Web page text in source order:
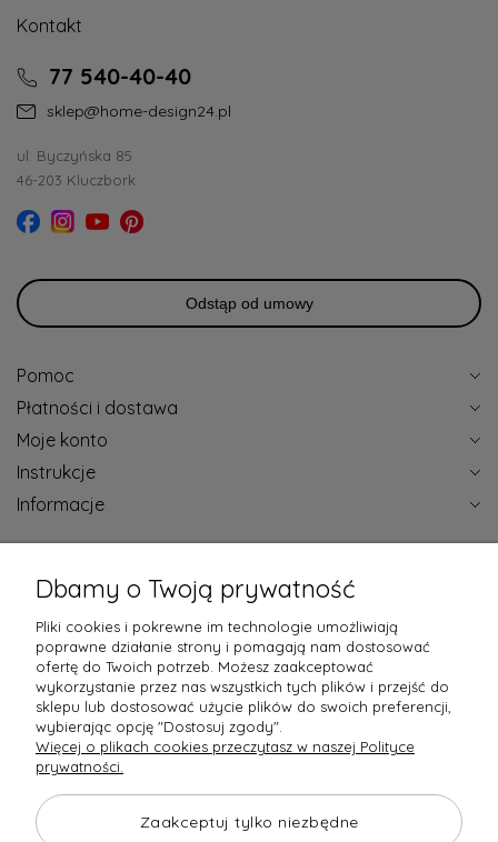
Kontakt
77 540-40-40
sklep@home-design24.pl
ul. Byczyńska 85
46-203 Kluczbork
Odstąp od umowy
Pomoc
Płatności i dostawa
Moje konto
Instrukcje
Informacje
Raty obsługują
Towary dostarczają Opinie
Dbamy o Twoją prywatność
Pliki cookies i pokrewne im technologie umożliwiają
poprawne działanie strony i pomagają nam dostosować
ofertę do Twoich potrzeb. Możesz zaakceptować
wykorzystanie przez nas wszystkich tych plików i przejść do
sklepu lub dostosować użycie plików do swoich preferencji,
wybierając opcję "Dostosuj zgody".
Więcej o plikach cookies przeczytasz w naszej Polityce
prywatności.
Zaakceptuj tylko niezbędne